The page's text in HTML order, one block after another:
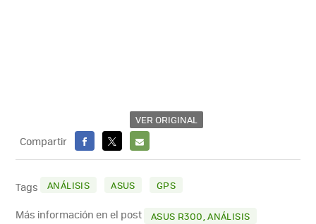
VER ORIGINAL
Compartir
FACEBOOK
X
E-
MAIL
Tags ANÁLISIS ASUS GPS
Más información en el post ASUS R300, ANÁLISIS